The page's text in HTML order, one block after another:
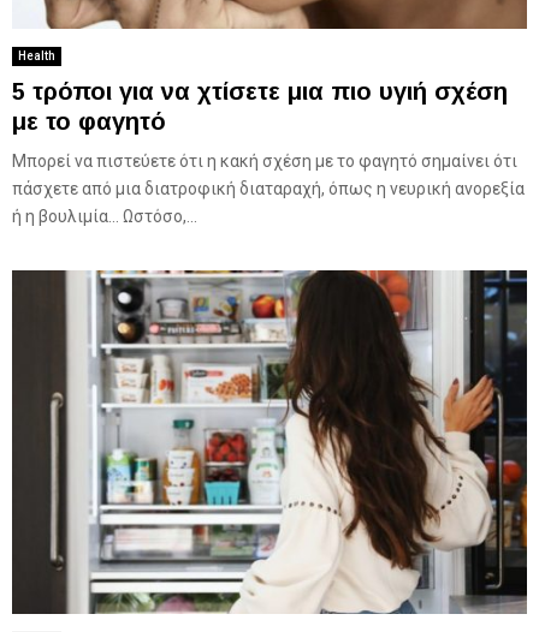
Health
5 τρόποι για να χτίσετε μια πιο υγιή σχέση
με το φαγητό
Μπορεί να πιστεύετε ότι η κακή σχέση με το φαγητό σημαίνει ότι
πάσχετε από μια διατροφική διαταραχή, όπως η νευρική ανορεξία
ή η βουλιμία… Ωστόσο,...